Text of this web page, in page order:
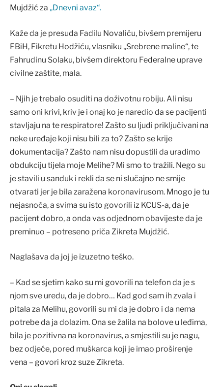
Mujdžić za „Dnevni avaz“.
Kaže da je presuda Fadilu Novaliću, bivšem premijeru
FBiH, Fikretu Hodžiću, vlasniku „Srebrene maline“, te
Fahrudinu Solaku, bivšem direktoru Federalne uprave
civilne zaštite, mala.
– Njih je trebalo osuditi na doživotnu robiju. Ali nisu
samo oni krivi, kriv je i onaj ko je naredio da se pacijenti
stavljaju na te respiratore! Zašto su ljudi priključivani na
neke uređaje koji nisu bili za to? Zašto se krije
dokumentacija? Zašto nam nisu dopustili da uradimo
obdukciju tijela moje Melihe? Mi smo to tražili. Nego su
je stavili u sanduk i rekli da se ni slučajno ne smije
otvarati jer je bila zaražena koronavirusom. Mnogo je tu
nejasnoća, a svima su isto govorili iz KCUS-a, da je
pacijent dobro, a onda vas odjednom obavijeste da je
preminuo – potreseno priča Zikreta Mujdžić.
Naglašava da joj je izuzetno teško.
– Kad se sjetim kako su mi govorili na telefon da je s
njom sve uredu, da je dobro… Kad god sam ih zvala i
pitala za Melihu, govorili su mi da je dobro i da nema
potrebe da ja dolazim. Ona se žalila na bolove u leđima,
bila je pozitivna na koronavirus, a smjestili su je nagu,
bez odjeće, pored muškarca koji je imao proširenje
vena – govori kroz suze Zikreta.